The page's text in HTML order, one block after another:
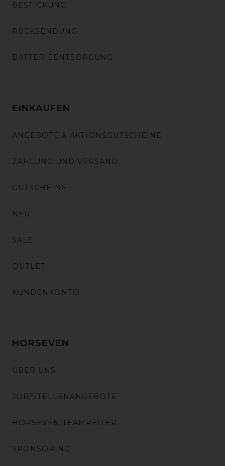
BESTICKUNG
RÜCKSENDUNG
BATTERIEENTSORGUNG
EINKAUFEN
ANGEBOTE & AKTIONSGUTSCHEINE
ZAHLUNG UND VERSAND
GUTSCHEINE
NEU
SALE
OUTLET
KUNDENKONTO
HORSEVEN
ÜBER UNS
JOB/STELLENANGEBOTE
HORSEVEN TEAMREITER
SPONSORING